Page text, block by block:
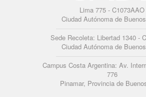
Lima 775 - C1073AAO
Ciudad Autónoma de
Sede Recoleta: Libertad 1340 -
Ciudad Autónoma de
Campus Costa Argentina: Av.
776
Pinamar, Provincia de